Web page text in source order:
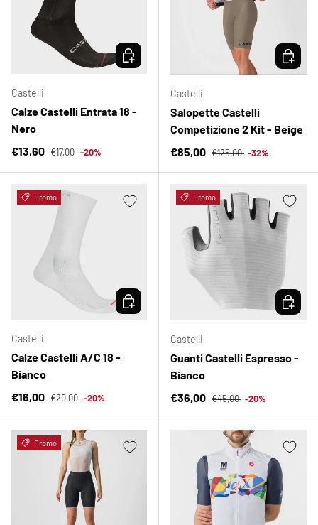
Castelli
Calze Castelli Entrata 18 -
Nero
Prezzo di vendita
€13,60 Prezzo normale
€17,00 -20%
SCEGLI OPZIONI
Castelli
Salopette Castelli
Competizione 2 Kit - Beige
Prezzo di vendita
€85,00 Prezzo normale
€125,00 -32%
SCEGLI
Promo
Castelli
Calze Castelli A/C 18 -
Bianco
Prezzo di vendita
€16,00 Prezzo normale
€20,00 -20%
SCEGLI OPZIONI
Promo
Castelli
Guanti Castelli Espresso -
Bianco
Prezzo di vendita
€36,00 Prezzo normale
€45,00 -20%
SCEGLI
Promo